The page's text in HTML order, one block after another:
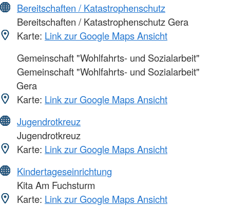
Bereitschaften / Katastrophenschutz
Bereitschaften / Katastrophenschutz Gera
Karte: Link zur Google Maps Ansicht
Gemeinschaft "Wohlfahrts- und Sozialarbeit"
Gemeinschaft "Wohlfahrts- und Sozialarbeit"
Gera
Karte: Link zur Google Maps Ansicht
Jugendrotkreuz
Jugendrotkreuz
Karte: Link zur Google Maps Ansicht
Kindertageseinrichtung
Kita Am Fuchsturm
Karte: Link zur Google Maps Ansicht